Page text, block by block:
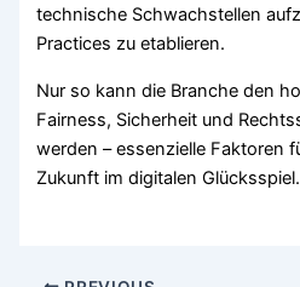
technische Schwachstellen
Practices zu etablieren.
Nur so kann die Branche den
Fairness, Sicherheit und
werden – essenzielle Faktoren
Zukunft im digitalen Glücksspiel.